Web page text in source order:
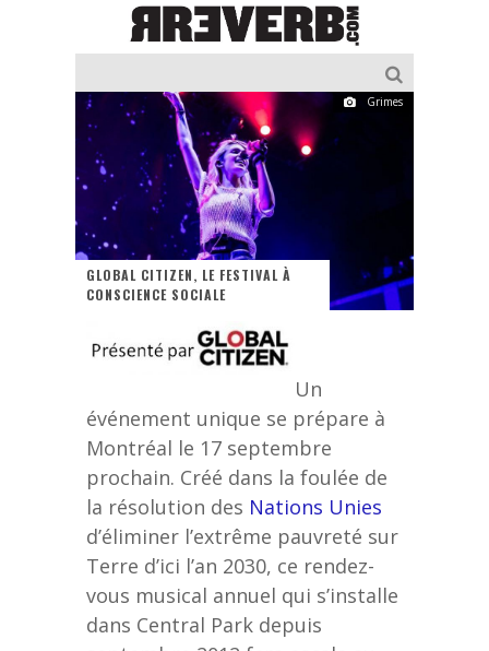
Grimes
GLOBAL CITIZEN, LE FESTIVAL À
CONSCIENCE SOCIALE
Un
événement unique se prépare à
Montréal le 17 septembre
prochain. Créé dans la foulée de
la résolution des Nations Unies
d’éliminer l’extrême pauvreté sur
Terre d’ici l’an 2030, ce rendez-
vous musical annuel qui s’installe
dans Central Park depuis